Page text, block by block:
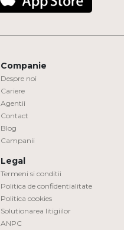
Companie
Despre noi
Cariere
Agentii
Contact
Blog
Campanii
Legal
Termeni si conditii
Politica de confidentialitate
Politica cookies
Solutionarea litigiilor
ANPC